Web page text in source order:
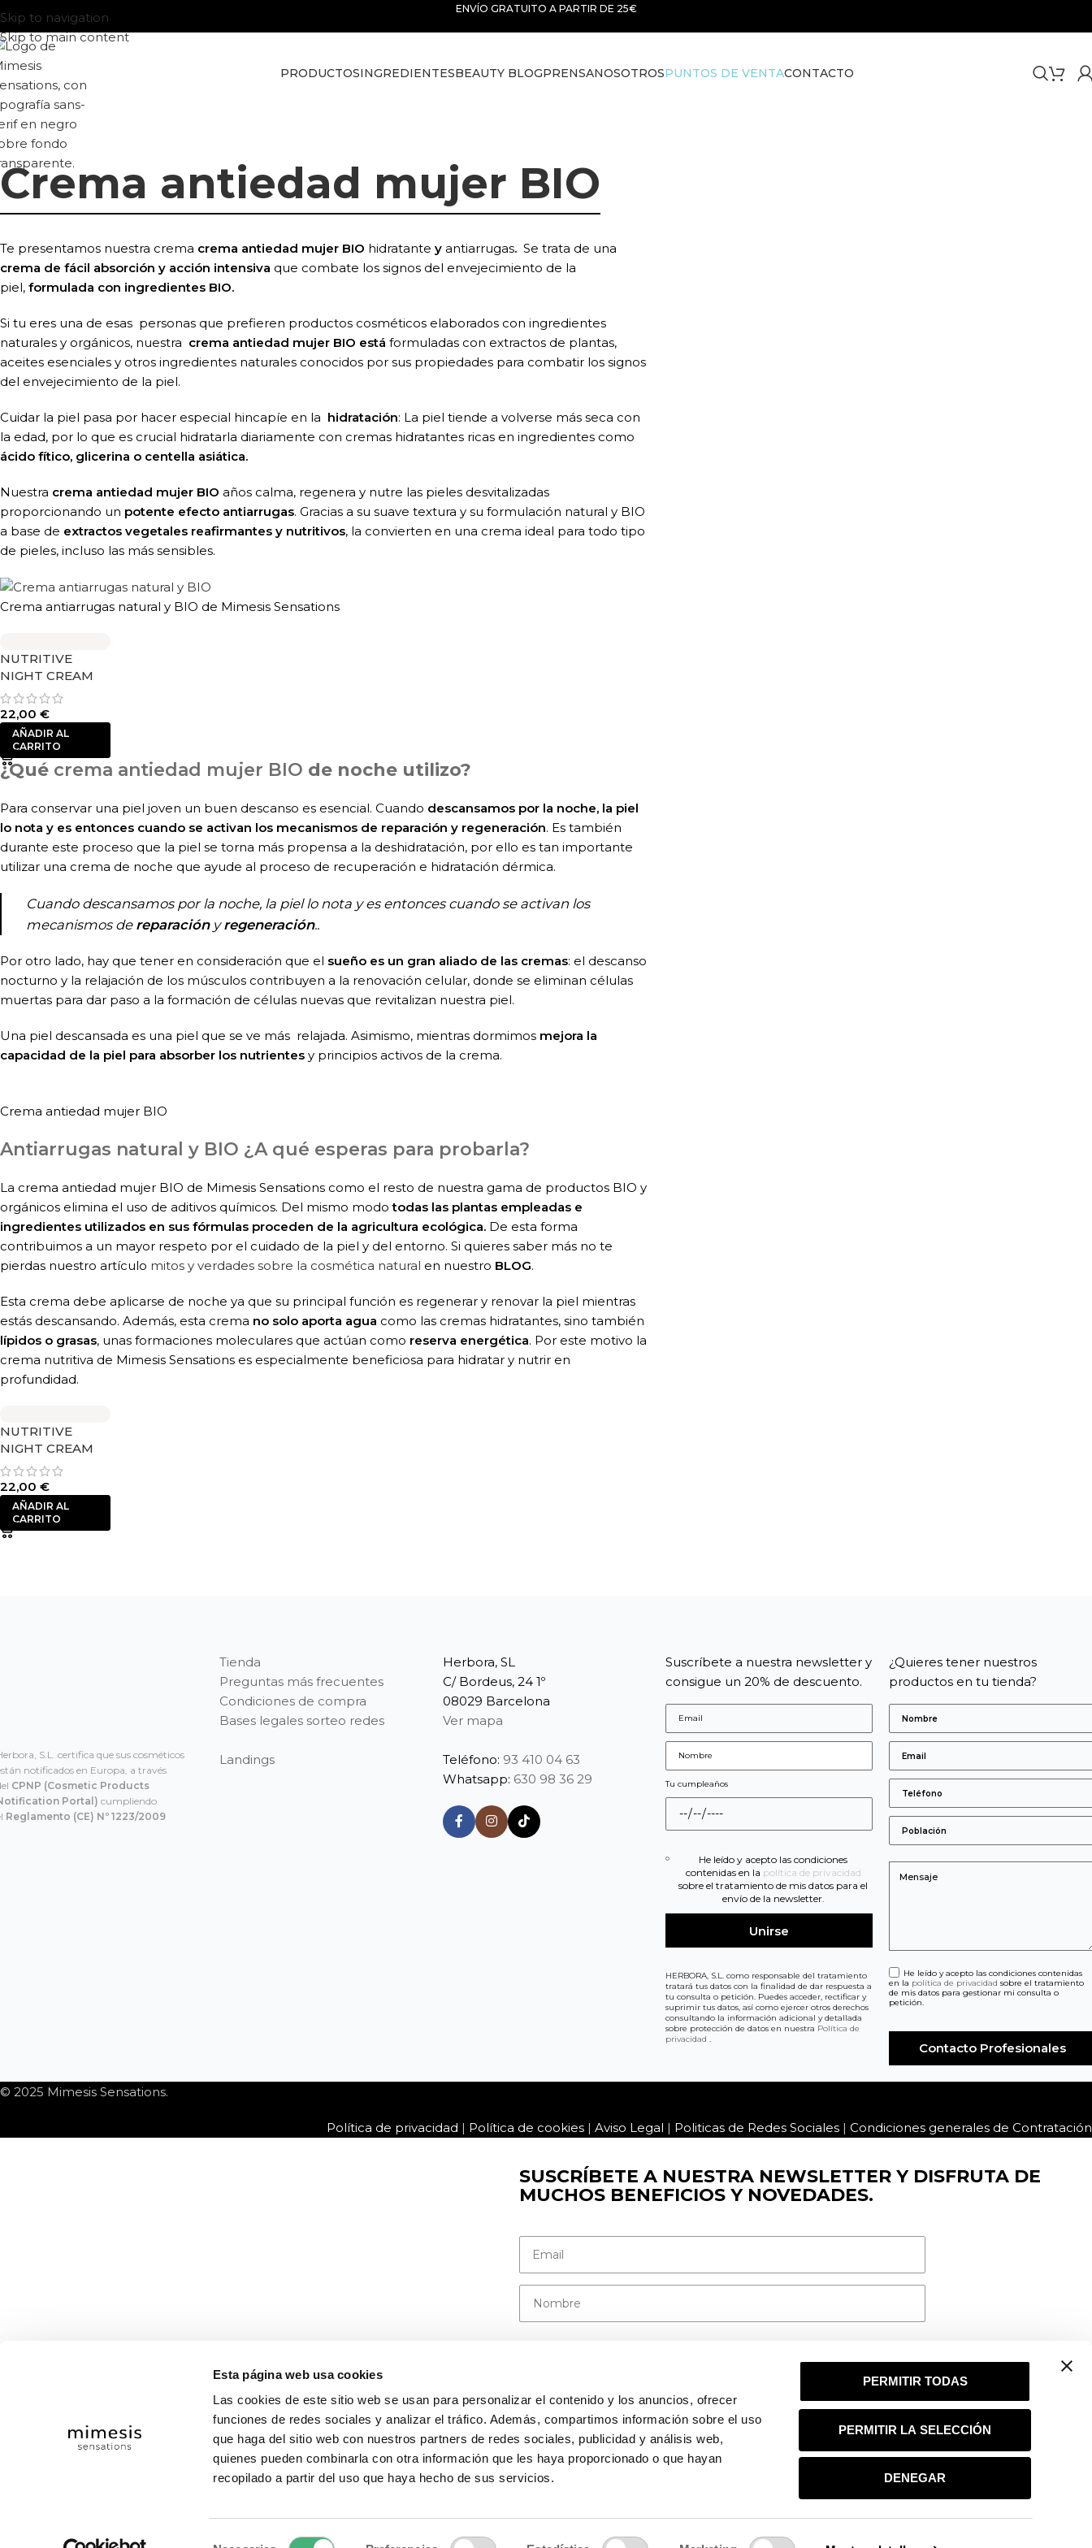
Esta página web usa cookies
Las cookies de este sitio web se usan para personalizar el contenido y los anuncios, ofrecer
funciones de redes sociales y analizar el tráfico. Además, compartimos información sobre el uso
que haga del sitio web con nuestros partners de redes sociales, publicidad y análisis web,
quienes pueden combinarla con otra información que les haya proporcionado o que hayan
recopilado a partir del uso que haya hecho de sus servicios.
PERMITIR TODAS
PERMITIR LA SELECCIÓN
DENEGAR
Skip to navigation
Skip to main content
ENVÍO GRATUITO A PARTIR DE 25€
PRODUCTOSINGREDIENTESBEAUTY BLOGPRENSANOSOTROSPUNTOS DE VENTACONTACTO
Crema antiedad mujer BIO
Te presentamos nuestra crema crema antiedad mujer BIO hidratante y antiarrugas. Se trata de una
crema de fácil absorción y acción intensiva que combate los signos del envejecimiento de la
piel, formulada con ingredientes BIO.
Si tu eres una de esas personas que prefieren productos cosméticos elaborados con ingredientes
naturales y orgánicos, nuestra crema antiedad mujer BIO está formuladas con extractos de plantas,
aceites esenciales y otros ingredientes naturales conocidos por sus propiedades para combatir los signos
del envejecimiento de la piel.
Cuidar la piel pasa por hacer especial hincapíe en la hidratación: La piel tiende a volverse más seca con
la edad, por lo que es crucial hidratarla diariamente con cremas hidratantes ricas en ingredientes como
ácido fítico, glicerina o centella asiática.
Nuestra crema antiedad mujer BIO años calma, regenera y nutre las pieles desvitalizadas
proporcionando un potente efecto antiarrugas. Gracias a su suave textura y su formulación natural y BIO
a base de extractos vegetales reafirmantes y nutritivos, la convierten en una crema ideal para todo tipo
de pieles, incluso las más sensibles.
Crema antiarrugas natural y BIO de Mimesis Sensations
NUTRITIVE
NIGHT CREAM
22,00 €
AÑADIR AL
CARRITO
¿Qué crema antiedad mujer BIO de noche utilizo?
Para conservar una piel joven un buen descanso es esencial. Cuando descansamos por la noche, la piel
lo nota y es entonces cuando se activan los mecanismos de reparación y regeneración. Es también
durante este proceso que la piel se torna más propensa a la deshidratación, por ello es tan importante
utilizar una crema de noche que ayude al proceso de recuperación e hidratación dérmica.
Cuando descansamos por la noche, la piel lo nota y es entonces cuando se activan los
mecanismos de reparaciónyregeneración..
Por otro lado, hay que tener en consideración que el sueño es un gran aliado de las cremas: el descanso
nocturno y la relajación de los músculos contribuyen a la renovación celular, donde se eliminan células
muertas para dar paso a la formación de células nuevas que revitalizan nuestra piel.
Una piel descansada es una piel que se ve más relajada. Asimismo, mientras dormimos mejora la
capacidad de la piel para absorber los nutrientes y principios activos de la crema.
Crema antiedad mujer BIO
Antiarrugas natural y BIO ¿A qué esperas para probarla?
La crema antiedad mujer BIO de Mimesis Sensations como el resto de nuestra gama de productos BIO y
orgánicos elimina el uso de aditivos químicos. Del mismo modotodas las plantas empleadas e
ingredientes utilizados en sus fórmulas proceden de la agricultura ecológica. De esta forma
contribuimos a un mayor respeto por el cuidado de la piel y del entorno. Si quieres saber más no te
pierdas nuestro artículo mitos y verdades sobre la cosmética natural en nuestro BLOG.
Esta crema debe aplicarse de noche ya que su principal función es regenerar y renovar la piel mientras
estás descansando. Además, esta crema no solo aporta agua como las cremas hidratantes, sino también
lípidos o grasas, unas formaciones moleculares que actúan como reserva energética. Por este motivo la
crema nutritiva de Mimesis Sensations es especialmente beneficiosa para hidratar y nutrir en
profundidad.
NUTRITIVE
NIGHT CREAM
22,00 €
AÑADIR AL
CARRITO
S.L. certifica que sus cosméticos
notificados en Europa, a través
CPNP (Cosmetic Products
Portal) cumpliendo
Reglamento (CE) Nº 1223/2009
Tienda
Preguntas más frecuentes
Condiciones de compra
Bases legales sorteo redes
Landings
Herbora, SL
C/ Bordeus, 24 1º
08029 Barcelona
Ver mapa
Teléfono: 93 410 04 63
Whatsapp: 630 98 36 29
Suscríbete a nuestra newsletter y
consigue un 20% de descuento.
Tu cumpleaños
He leído y acepto las condiciones
contenidas en la política de privacidad
sobre el tratamiento de mis datos para el
envío de la newsletter.
HERBORA, S.L. como responsable del tratamiento
tratará tus datos con la finalidad de dar respuesta a
tu consulta o petición. Puedes acceder, rectificar y
suprimir tus datos, así como ejercer otros derechos
consultando la información adicional y detallada
sobre protección de datos en nuestra Política de
privacidad.
¿Quieres tener nuestros
productos en tu tienda?
He leído y acepto las condiciones contenidas
en la política de privacidad sobre el tratamiento
de mis datos para gestionar mi consulta o
petición.
© 2025 Mimesis Sensations.
Política de privacidad | Política de cookies | Aviso Legal | Politicas de Redes Sociales | Condiciones generales de Contratación
SUSCRÍBETE A NUESTRA NEWSLETTER Y DISFRUTA DE
MUCHOS BENEFICIOS Y NOVEDADES.
He leído y acepto las condiciones contenidas en la
envío de la newsletter.
acceder, rectificar y suprimir tus datos, así como ejercer otros derechos consultando la información adicional y detallada sobre